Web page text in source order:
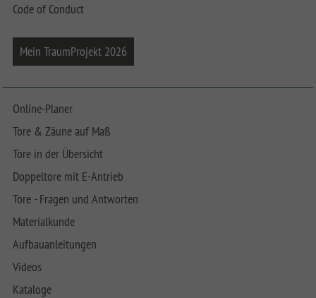
Code of Conduct
Mein TraumProjekt 2026
Online-Planer
Tore & Zäune auf Maß
Tore in der Übersicht
Doppeltore mit E-Antrieb
Tore - Fragen und Antworten
Materialkunde
Aufbauanleitungen
Videos
Kataloge